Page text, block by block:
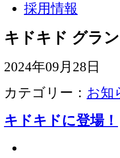
採用情報
キドキド グラ
2024年09月28日
カテゴリー： お知
キドキドに登場！